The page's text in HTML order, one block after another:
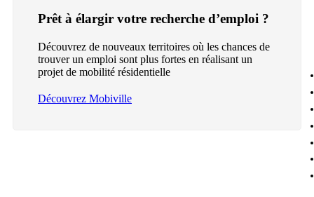
Prêt à élargir votre recherche d’emploi ?
Découvrez de nouveaux territoires où les chances de
trouver un emploi sont plus fortes en réalisant un
projet de mobilité résidentielle
Découvrez Mobiville